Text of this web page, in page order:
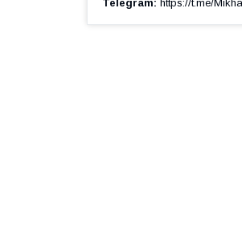
Telegram https://t.me/